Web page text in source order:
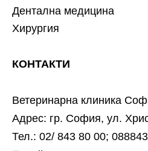
Дентална медицина
Хирургия
КОНТАКТИ
Ветеринарна клиника
Адрес: гр. София, ул.
Тел.: 02/ 843 80 00;